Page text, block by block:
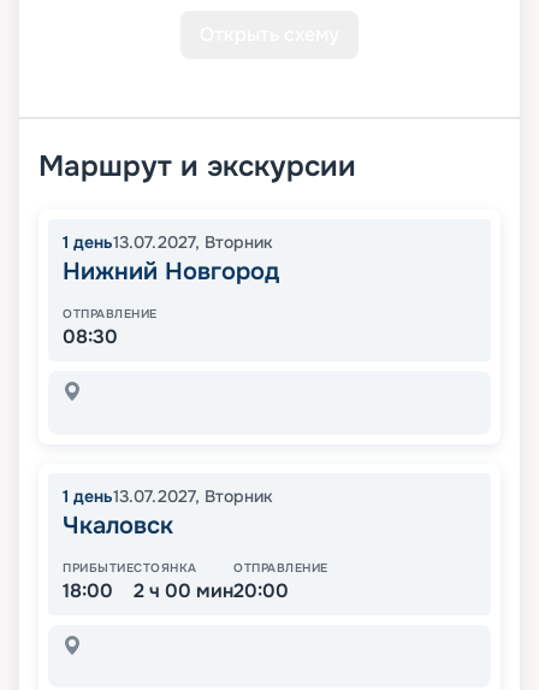
Маршрут и экскурсии
1 день13.07.2027, Вторник
Нижний Новгород
ОТПРАВЛЕНИЕ
08:30
1 день13.07.2027, Вторник
Чкаловск
ПРИБЫТИЕ
18:00
СТОЯНКА
2 ч 00 мин
ОТПРАВЛЕНИЕ
20:00